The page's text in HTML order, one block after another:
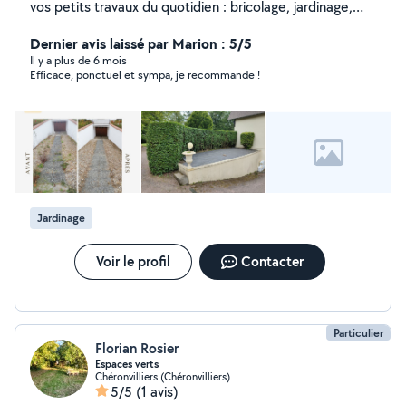
vos petits travaux du quotidien : bricolage, jardinage,
déménagement, et bien plus encore. Sérieux, réactifs
et à l'écoute, je suis là pour vous simplifier la vie.
N'hésitez pas à me contacter!
Dernier avis laissé par Marion : 5/5
Il y a plus de 6 mois
Efficace, ponctuel et sympa, je recommande !
Jardinage
Voir le profil Contacter
Particulier
Florian Rosier
Espaces verts
Chéronvilliers (Chéronvilliers)
5/5 (1 avis)